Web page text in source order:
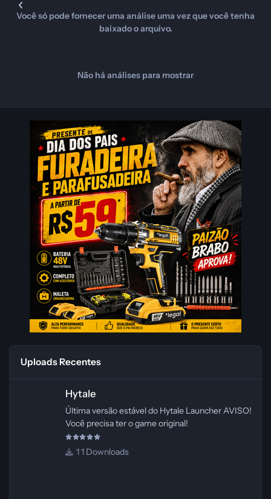
Você só pode fornecer uma análise uma vez que você tenha
baixado o arquivo.
Não há análises para mostrar
Uploads Recentes
Hytale
Última versão estável do Hytale Launcher AVISO!
Você precisa ter o game original!
1 Downloads